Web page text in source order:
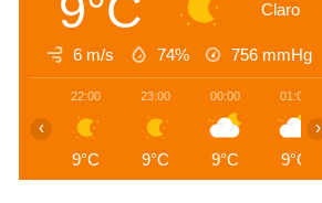
Claro
6 m/s 74% 756 mmHg
22:00
9°C
23:00
9°C
00:00
9°C
01:00
9°C
‹ ›